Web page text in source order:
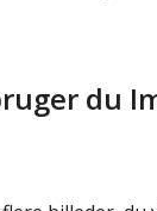
du